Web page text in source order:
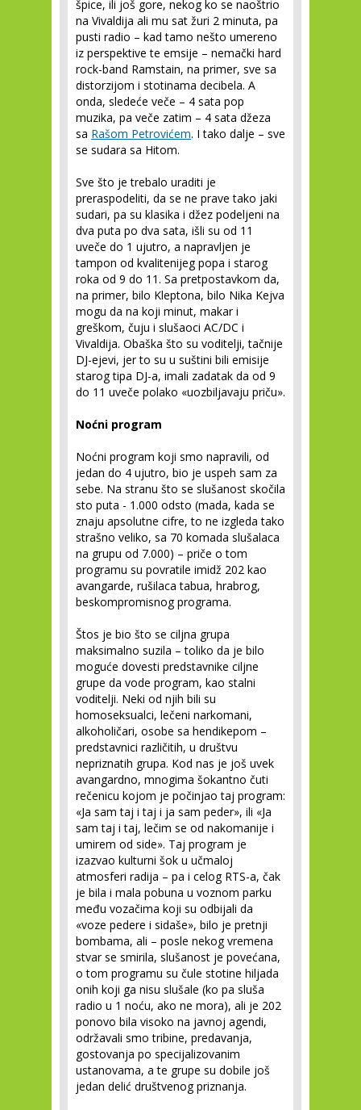
špice, ili još gore, nekog ko se naoštrio
na Vivaldija ali mu sat žuri 2 minuta, pa
pusti radio – kad tamo nešto umereno
iz perspektive te emsije – nemački hard
rock-band Ramstain, na primer, sve sa
distorzijom i stotinama decibela. A
onda, sledeće veče – 4 sata pop
muzika, pa veče zatim – 4 sata džeza
sa Rašom Petrovićem. I tako dalje – sve
se sudara sa Hitom.
Sve što je trebalo uraditi je
preraspodeliti, da se ne prave tako jaki
sudari, pa su klasika i džez podeljeni na
dva puta po dva sata, išli su od 11
uveče do 1 ujutro, a napravljen je
tampon od kvalitenijeg popa i starog
roka od 9 do 11. Sa pretpostavkom da,
na primer, bilo Kleptona, bilo Nika Kejva
mogu da na koji minut, makar i
greškom, čuju i slušaoci AC/DC i
Vivaldija. Obaška što su voditelji, tačnije
DJ-ejevi, jer to su u suštini bili emisije
starog tipa DJ-a, imali zadatak da od 9
do 11 uveče polako «uozbiljavaju priču».
Noćni program
Noćni program koji smo napravili, od
jedan do 4 ujutro, bio je uspeh sam za
sebe. Na stranu što se slušanost skočila
sto puta - 1.000 odsto (mada, kada se
znaju apsolutne cifre, to ne izgleda tako
strašno veliko, sa 70 komada slušalaca
na grupu od 7.000) – priče o tom
programu su povratile imidž 202 kao
avangarde, rušilaca tabua, hrabrog,
beskompromisnog programa.
Štos je bio što se ciljna grupa
maksimalno suzila – toliko da je bilo
moguće dovesti predstavnike ciljne
grupe da vode program, kao stalni
voditelji. Neki od njih bili su
homoseksualci, lečeni narkomani,
alkoholičari, osobe sa hendikepom –
predstavnici različitih, u društvu
nepriznatih grupa. Kod nas je još uvek
avangardno, mnogima šokantno čuti
rečenicu kojom je počinjao taj program:
«Ja sam taj i taj i ja sam peder», ili «Ja
sam taj i taj, lečim se od nakomanije i
umirem od side». Taj program je
izazvao kulturni šok u učmaloj
atmosferi radija – pa i celog RTS-a, čak
je bila i mala pobuna u voznom parku
među vozačima koji su odbijali da
«voze pedere i sidaše», bilo je pretnji
bombama, ali – posle nekog vremena
stvar se smirila, slušanost je povećana,
o tom programu su čule stotine hiljada
onih koji ga nisu slušale (ko pa sluša
radio u 1 noću, ako ne mora), ali je 202
ponovo bila visoko na javnoj agendi,
održavali smo tribine, predavanja,
gostovanja po specijalizovanim
ustanovama, a te grupe su dobile još
jedan delić društvenog priznanja.